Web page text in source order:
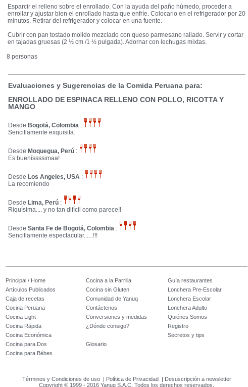
Esparcir el relleno sobre el enrollado. Con la ayuda del paño húmedo, proceder a
enrollar y ajustar bien el enrollado hasta que enfríe. Colocarlo en el refrigerador por 20
minutos. Retirar del refrigerador y colocar en una fuente.
Cubrir con pan tostado molido mezclado con queso parmesano rallado. Servir y cortar
en tajadas gruesas (2 ½ cm /1 ½ pulgada). Adornar con lechugas mixtas.
8 personas
Evaluaciones y Sugerencias de la Comida Peruana para:
ENROLLADO DE ESPINACA RELLENO CON POLLO, RICOTTA Y
MANGO
Desde Bogotá, Colombia:
Sencillamente exquisita.
Desde Moquegua, Perú:
Es bueníssssimaa!
Desde Los Angeles, USA:
La recomiendo
Desde Lima, Perú:
Riquísima.... y no tan difícil como parece!!
Desde Santa Fe de Bogotá, Colombia:
Sencillamente espectacular......!!!
Principal / Home Cocina a la Parrilla
Guía restaurantes
Artículos Publicados
Cocina sin Gluten
Lonchera Pre-Escolar
Caja de recetas
Comunidad de Yanuq
Lonchera Escolar
Cocina Peruana
Contáctenos
Lonchera Adulto
Cocina Light
Conversiones y medidas
Quiénes Somos
Cocina Rápida
¿Dónde consigo?
Registro
Cocina Económica
Secretos y tips
Cocina para Dos
Glosario
Cocina para Bébes
Términos y Condiciones de uso| Política de Privacidad| Desuscripción a newsletter
Copyright © 1999 - 2016 Yanuq S.A.C. Todos los derechos reservados.